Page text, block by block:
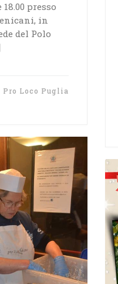
presso
in
del Polo
Pro Loco Puglia